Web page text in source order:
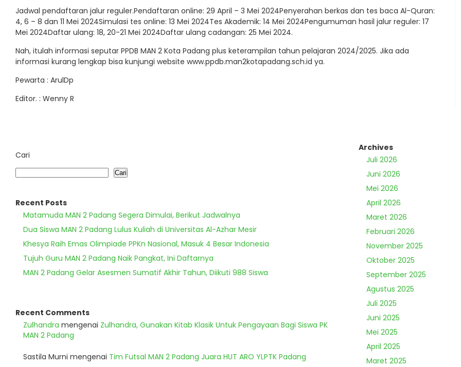
Jadwal pendaftaran jalur reguler.Pendaftaran online: 29 April – 3 Mei 2024Penyerahan berkas dan tes baca Al-Quran:
4, 6 – 8 dan 11 Mei 2024Simulasi tes online: 13 Mei 2024Tes Akademik: 14 Mei 2024Pengumuman hasil jalur reguler: 17
Mei 2024Daftar ulang: 18, 20-21 Mei 2024Daftar ulang cadangan: 25 Mei 2024.
Nah, itulah informasi seputar PPDB MAN 2 Kota Padang plus keterampilan tahun pelajaran 2024/2025. Jika ada
informasi kurang lengkap bisa kunjungi website www.ppdb.man2kotapadang.sch.id ya.
Pewarta : ArulDp
Editor. : Wenny R
Cari
Cari
Recent Posts
Matamuda MAN 2 Padang Segera Dimulai, Berikut Jadwalnya
Dua Siswa MAN 2 Padang Lulus Kuliah di Universitas Al-Azhar Mesir
Khesya Raih Emas Olimpiade PPKn Nasional, Masuk 4 Besar Indonesia
Tujuh Guru MAN 2 Padang Naik Pangkat, Ini Daftarnya
MAN 2 Padang Gelar Asesmen Sumatif Akhir Tahun, Diikuti 988 Siswa
Recent Comments
Zulhandra mengenai Zulhandra, Gunakan Kitab Klasik Untuk Pengayaan Bagi Siswa PK
MAN 2 Padang
Sastila Murni mengenai Tim Futsal MAN 2 Padang Juara HUT ARO YLPTK Padang
Archives
Juli 2026
Juni 2026
Mei 2026
April 2026
Maret 2026
Februari 2026
November 2025
Oktober 2025
September 2025
Agustus 2025
Juli 2025
Juni 2025
Mei 2025
April 2025
Maret 2025